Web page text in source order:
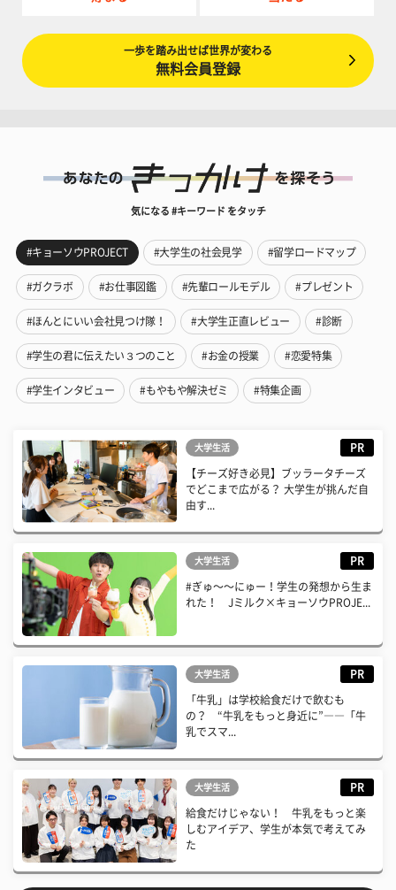
一歩を踏み出せば世界が変わる
無料会員登録
気になる #キーワード をタッチ
#キョーソウPROJECT #大学生の社会見学 #留学ロードマップ
#ガクラボ #お仕事図鑑 #先輩ロールモデル #プレゼント
#ほんとにいい会社見つけ隊！ #大学生正直レビュー #診断
#学生の君に伝えたい３つのこと #お金の授業 #恋愛特集
#学生インタビュー #もやもや解決ゼミ #特集企画
大学生活 PR
【チーズ好き必見】ブッラータチーズ
でどこまで広がる？ 大学生が挑んだ自
由す...
大学生活 PR
#ぎゅ〜〜にゅー！学生の発想から生ま
れた！ Jミルク×キョーソウPROJE...
大学生活 PR
「牛乳」は学校給食だけで飲むも
の？ “牛乳をもっと身近に”――「牛
乳でスマ...
大学生活 PR
給食だけじゃない！ 牛乳をもっと楽
しむアイデア、学生が本気で考えてみ
た